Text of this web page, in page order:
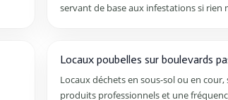
servant de base aux infestations si rien
Locaux poubelles sur boulevards
Locaux déchets en sous-sol ou en
produits professionnels et une